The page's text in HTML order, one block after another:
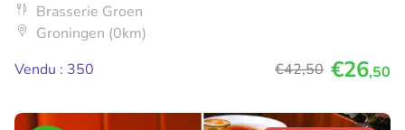
Brasserie Groen
Groningen (0km)
Vendu : 350
€42,50 €26,50